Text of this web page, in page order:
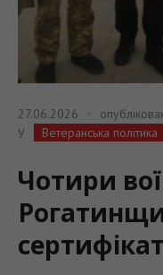
27.06.2026
У
Ветеранська політика
Чотири